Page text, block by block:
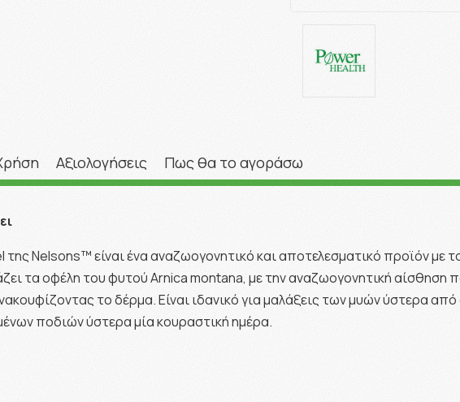
Αξιολογήσεις Πως θα το αγοράσω
Nelsons™ είναι ένα αναζωογονητικό και αποτελεσματικό προϊόν με
τα οφέλη του φυτού Arnica montana, με την αναζωογονητική αίσθηση
το δέρμα. Είναι ιδανικό για μαλάξεις των μυών ύστερα
ποδιών ύστερα μία κουραστική ημέρα.